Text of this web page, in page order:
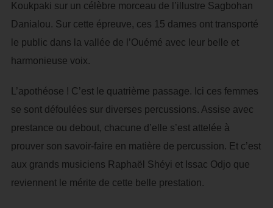
Koukpaki sur un célèbre morceau de l’illustre Sagbohan
Danialou. Sur cette épreuve, ces 15 dames ont transporté
le public dans la vallée de l’Ouémé avec leur belle et
harmonieuse voix.
L’apothéose ! C’est le quatrième passage. Ici ces femmes
se sont défoulées sur diverses percussions. Assise avec
prestance ou debout, chacune d’elle s’est attelée à
prouver son savoir-faire en matière de percussion. Et c’est
aux grands musiciens Raphaël Shéyi et Issac Odjo que
reviennent le mérite de cette belle prestation.